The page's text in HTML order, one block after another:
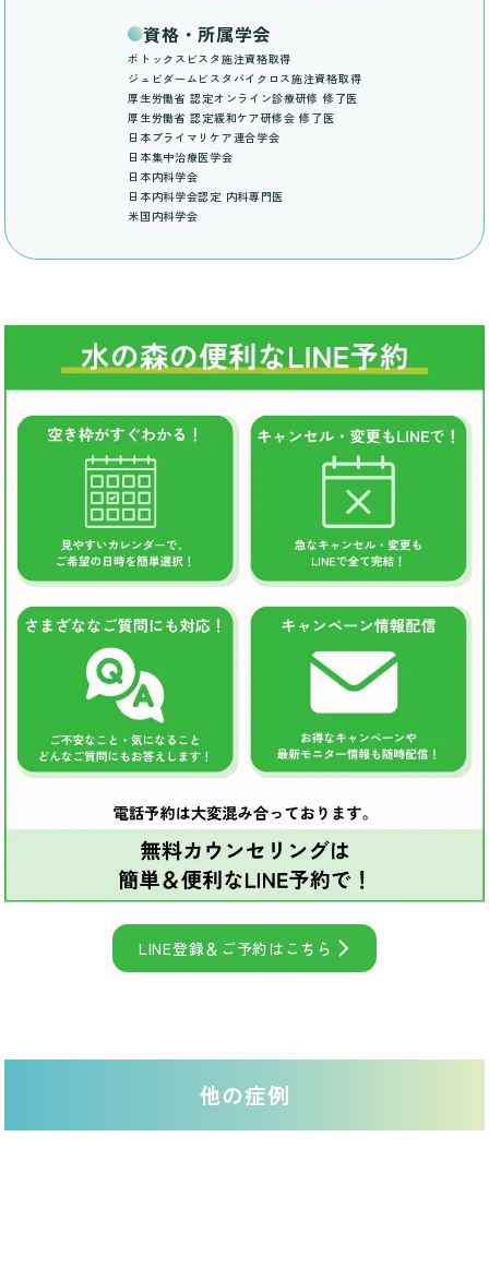
資格・所属学会
ボトックスビスタ施注資格取得
ジュビダームビスタバイクロス施注資格取得
厚生労働省 認定オンライン診療研修 修了医
厚生労働省 認定緩和ケア研修会 修了医
日本プライマリケア連合学会
日本集中治療医学会
日本内科学会
日本内科学会認定 内科専門医
米国内科学会
LINE登録＆ご予約はこちら
他の症例